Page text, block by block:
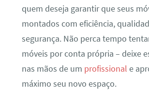
quem deseja garantir que seus
montados com eficiência,
segurança. Não perca tempo
móveis por conta própria – deixe
nas mãos de um profissional e
máximo seu novo espaço.